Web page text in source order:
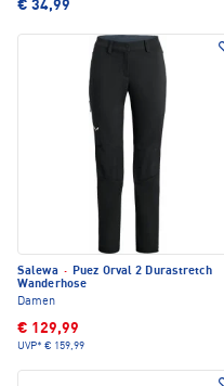
€ 34,99
Salewa · Puez Orval 2 Durastretch
Wanderhose
Damen
€ 129,99
UVP* € 159,99